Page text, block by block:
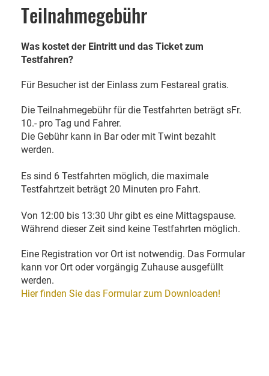
Teilnahmegebühr
Was kostet der Eintritt und das Ticket zum
Testfahren?
Für Besucher ist der Einlass zum Festareal gratis.
Die Teilnahmegebühr für die Testfahrten beträgt sFr.
10.- pro Tag und Fahrer.
Die Gebühr kann in Bar oder mit Twint bezahlt
werden.
Es sind 6 Testfahrten möglich, die maximale
Testfahrtzeit beträgt 20 Minuten pro Fahrt.
Von 12:00 bis 13:30 Uhr gibt es eine Mittagspause.
Während dieser Zeit sind keine Testfahrten möglich.
Eine Registration vor Ort ist notwendig. Das Formular
kann vor Ort oder vorgängig Zuhause ausgefüllt
werden.
Hier finden Sie das Formular zum Downloaden!